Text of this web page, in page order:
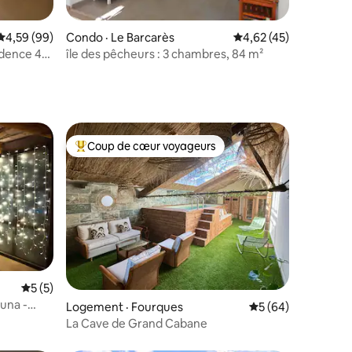
moyenne de 4,59 sur 5, 99 commentaires
4,59 (99)
4*
Condo · Le Barcarès Note moyenne de
4,62 (45)
île des pêcheurs : 3 chambres, 84 m²
Note moyenne de 5 sur 5, 5 commentaires
5 (5)
-
Coup de cœur voyageurs parmi les plus aimés
Coup de cœur voyageurs
Logement · Fourques Note moyenne de
5 (64)
La Cave de Grand Cabane